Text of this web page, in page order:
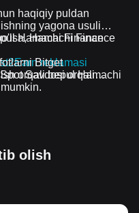
haqiqiy puldan
yagona usuli
Hamachi Finance
Hamachi Finance
reklamasi
orqali bepul Hamachi
Finance ta airdrop
Bitget
Savdosi orqali
olish